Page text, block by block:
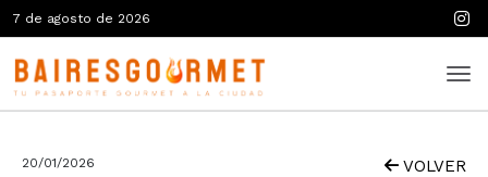
7 de agosto de 2026
20/01/2026 VOLVER